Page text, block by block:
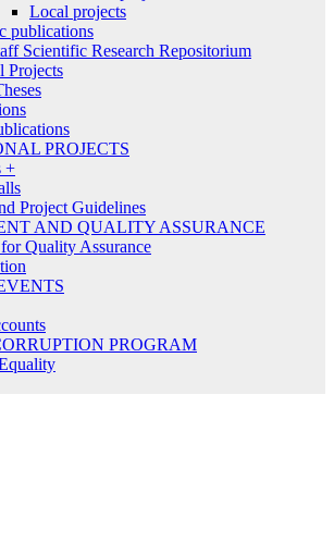
Local projects
publications
Scientific Research Repositorium
Projects
PROJECTS
+
Project Guidelines
AND QUALITY ASSURANCE
Quality Assurance
PROGRAM